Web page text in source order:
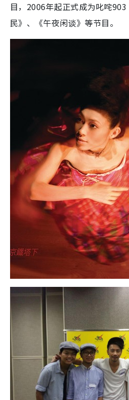
目，2006年起正式成为叱咤
民》、《午夜闲谈》等节目。